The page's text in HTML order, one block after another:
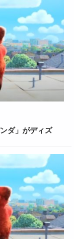
ダ」がディズ